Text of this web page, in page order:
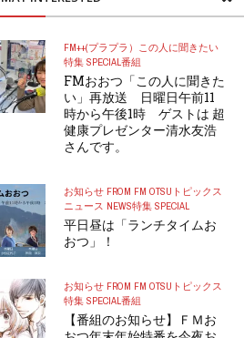
FM++(プラプラ） この人に聞きたい
特集 SPECIAL番組
FMおおつ「この人に聞きた
い」再放送 日曜日午前11
時から午後1時 ゲストは 超
健康プレゼンター清水友浩
さんです。
お知らせ FROM FM OTSU トピックス
ニュース NEWS特集 SPECIAL
平日昼は「ランチタイムお
おつ」！
お知らせ FROM FM OTSU トピックス
特集 SPECIAL番組
【番組のお知らせ】ＦＭお
2026年8月5日
おおつ 水曜日 “ヒラカンのすいすい
後6時スタート！2時間生放送！！
2026年8月4日
エスト 公認サポーター
お問い合わせ
おおつについて